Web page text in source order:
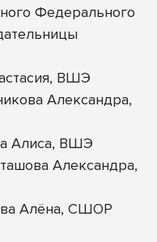
Федерального
ВШЭ
Александра,
Алиса, ВШЭ
Александра,
Алёна, СШОР